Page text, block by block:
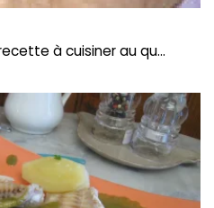
à cuisiner au qu...